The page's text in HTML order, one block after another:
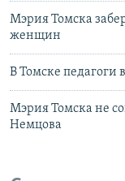
Мэрия Томска
женщин
В Томске педагоги
Мэрия Томска не
Немцова